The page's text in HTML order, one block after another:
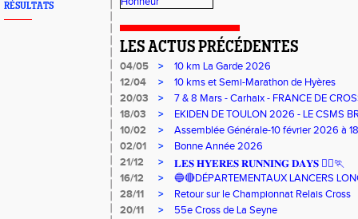
RÉSULTATS
LES ACTUS PRÉCÉDENTES
04/05 >
10 km La Garde 2026
12/04
>
10 kms et Semi-Marathon de Hyères
20/03
>
7 & 8 Mars - Carhaix - FRANCE DE
18/03
>
EKIDEN DE TOULON 2026 - LE CSMS
10/02
>
Assemblée Générale-10 février 2026 à
02/01
>
Bonne Année 2026
21/12
>
𝐋𝐄𝐒 𝐇𝐘𝐄𝐑𝐄𝐒 𝐑𝐔𝐍𝐍𝐈𝐍𝐆 𝐃𝐀𝐘𝐒 🏃‍♀️🏃
16/12
>
🔵🔴DÉPARTEMENTAUX LANCERS
28/11
>
Retour sur le Championnat Relais Cross
20/11
>
55e Cross de La Seyne